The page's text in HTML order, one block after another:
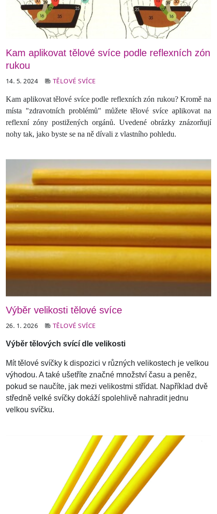
Kam aplikovat tělové svíce podle reflexních zón
rukou
14. 5. 2024 TĚLOVÉ SVÍCE
Kam aplikovat tělové svíce podle reflexních zón rukou? Kromě na
místa "zdravotních problémů" můžete tělové svíce aplikovat na
reflexní zóny postižených orgánů. Uvedené obrázky znázorňují
nohy tak, jako byste se na ně dívali z vlastního pohledu.
Výběr velikosti tělové svíce
26. 1. 2026 TĚLOVÉ SVÍCE
Výběr tělových svící dle velikosti
Mít tělové svíčky k dispozici v různých velikostech je velkou
výhodou. A také ušetříte značné množství času a peněz,
pokud se naučíte, jak mezi velikostmi střídat. Například dvě
středně velké svíčky dokáží spolehlivě nahradit jednu
velkou svíčku.